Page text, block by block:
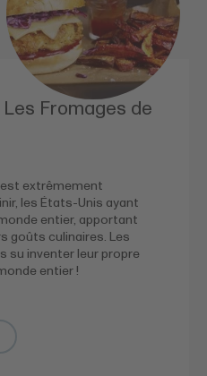
Fromages de
extrêmement
les États-Unis ayant
entier, apportant
goûts culinaires. Les
su inventer leur propre
entier !